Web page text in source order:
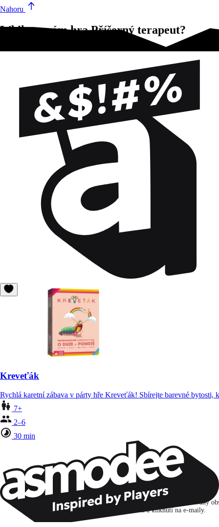
Nahoru
Líbila se vám hra Příšerný terapeut?
Kreveťák
Rychlá karetní zábava v párty hře Kreveťák! Sbírejte barevné bytosti,
7+
2–6
30 min
Zůstaňte v kontaktu!
Přihlašuji se k odběru, abych objevoval hry, novinky a personalizovaný
na základě svých zájmů a svých otevření a kliknutí na e-maily.